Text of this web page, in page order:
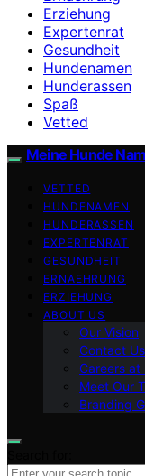
Erziehung
Expertenrat
Gesundheit
Hundenamen
Hunderassen
Spaß
Vetted
Meine Hunde
VETTED
HUNDENAMEN
HUNDERASSEN
EXPERTENRAT
GESUNDHEIT
ERNAEHRUNG
ERZIEHUNG
ABOUT US
Our Vision
Contact Us
Careers at
Meet Our
Branding